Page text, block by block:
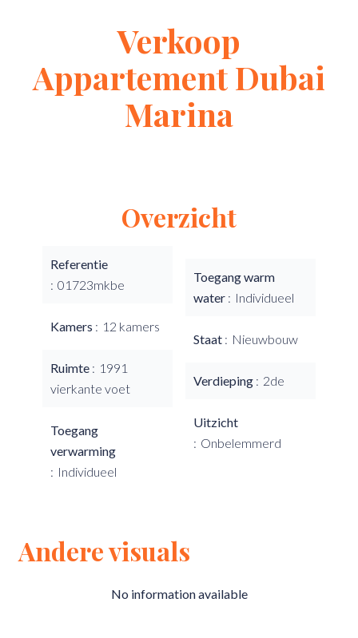
Verkoop
Appartement Dubai
Marina
Overzicht
Referentie
01723mkbe
Kamers 12 kamers
Ruimte
1991
vierkante voet
Toegang
verwarming
Individueel
Toegang warm
water
Individueel
Staat Nieuwbouw
Verdieping 2de
Uitzicht
Onbelemmerd
Andere visuals
No information available